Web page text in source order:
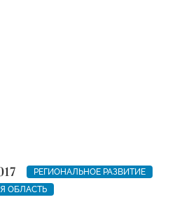
РЕГИОНАЛЬНОЕ РАЗВИТИЕ
ОБЛАСТЬ